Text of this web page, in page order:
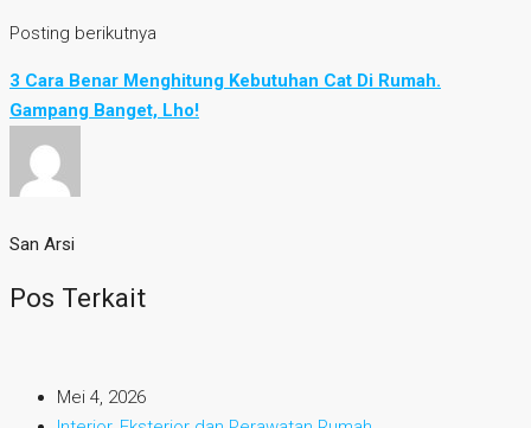
Posting berikutnya
3 Cara Benar Menghitung Kebutuhan Cat Di Rumah.
Gampang Banget, Lho!
San Arsi
Pos Terkait
Mei 4, 2026